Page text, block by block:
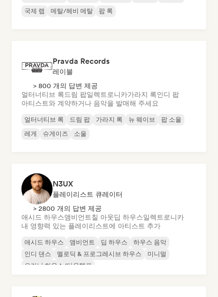
국제 랩
메탈/헤비 메탈 팝 록
Pravda Records
레이블
> 800 개의 답변 제공
얼터너티브 록드림 팝일렉트로니카가라지 록인디 팝
아티스트와 계약하거나 음악을 발매해 주세요
얼터너티브 록 드림 팝 가라지 록 뉴 웨이브
팝 소울
레게
슈게이즈 소울
N3UX
플레이리스트 큐레이터
> 2800 개의 답변 제공
애시드 하우스앰비언트칠 아웃딥 하우스일렉트로니카
내 영향력 있는 플레이리스트에 아티스트 추가
애시드 하우스 앰비언트 딥 하우스
하우스 음악
인디 댄스
멜로딕 & 프로그레시브 하우스
미니멀
오가닉 하우스/다운템포